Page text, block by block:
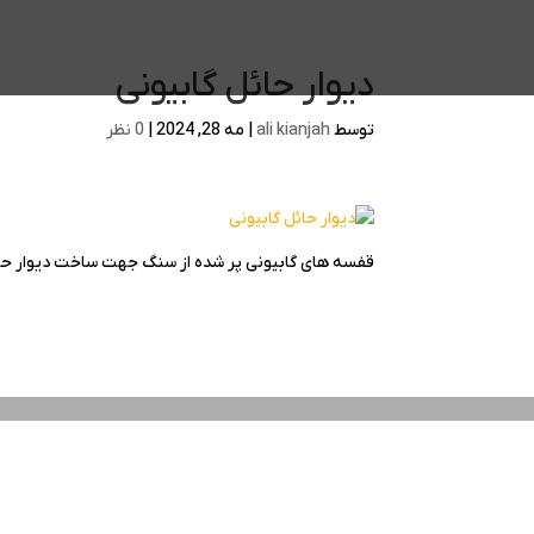
دیوار حائل گابیونی
توسط ali kianjah مه 28, 2024 0 نظر
قفسه های گابیونی پر شده از سنگ جهت ساخت دیوار